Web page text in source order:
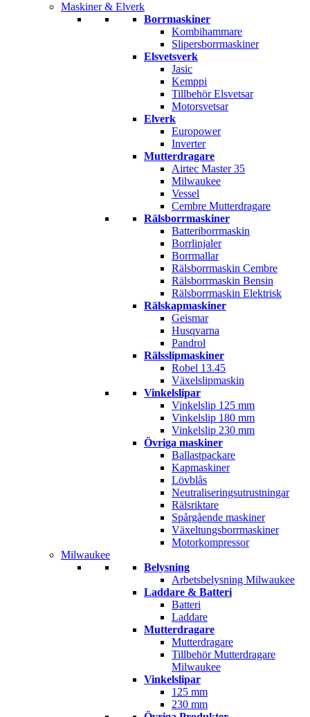
Maskiner & Elverk
Borrmaskiner
Kombihammare
Slipersborrmaskiner
Elsvetsverk
Jasic
Kemppi
Tillbehör Elsvetsar
Motorsvetsar
Elverk
Europower
Inverter
Mutterdragare
Airtec Master 35
Milwaukee
Vessel
Cembre Mutterdragare
Rälsborrmaskiner
Batteriborrmaskin
Borrlinjaler
Borrmallar
Rälsborrmaskin Cembre
Rälsborrmaskin Bensin
Rälsborrmaskin Elektrisk
Rälskapmaskiner
Geismar
Husqvarna
Pandrol
Rälsslipmaskiner
Robel 13.45
Växelslipmaskin
Vinkelslipar
Vinkelslip 125 mm
Vinkelslip 180 mm
Vinkelslip 230 mm
Övriga maskiner
Ballastpackare
Kapmaskiner
Lövblås
Neutraliseringsutrustningar
Rälsriktare
Spårgående maskiner
Växeltungsborrmaskiner
Motorkompressor
Milwaukee
Belysning
Arbetsbelysning Milwaukee
Laddare & Batteri
Batteri
Laddare
Mutterdragare
Mutterdragare
Tillbehör Mutterdragare
Milwaukee
Vinkelslipar
125 mm
230 mm